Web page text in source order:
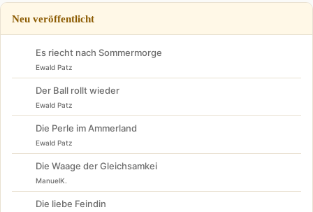
Neu veröffentlicht
Es riecht nach Sommermorge
Ewald Patz
Der Ball rollt wieder
Ewald Patz
Die Perle im Ammerland
Ewald Patz
Die Waage der Gleichsamkei
ManuelK.
Die liebe Feindin